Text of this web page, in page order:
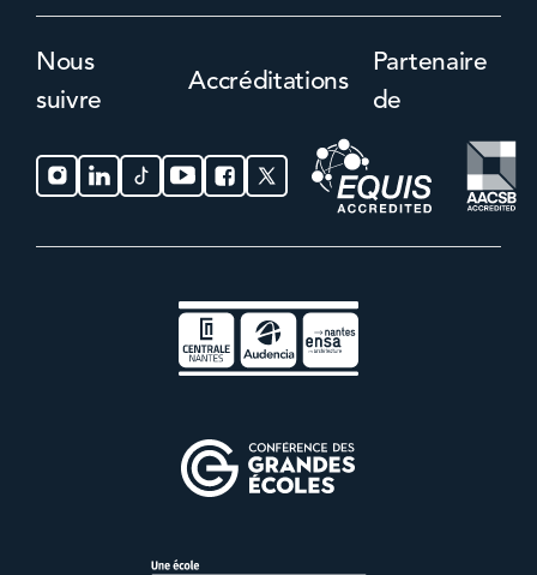
Nous
suivre
Accréditations
Partenaire
de